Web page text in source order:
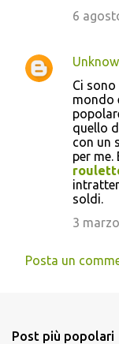
6
Ci
mondo
quello
con un
per
soldi.
3
Posta un
Post più popolari